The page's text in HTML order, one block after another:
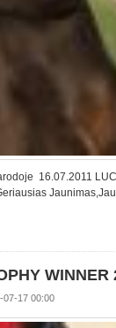
16.07.2011
WINNER
07-17 00:00